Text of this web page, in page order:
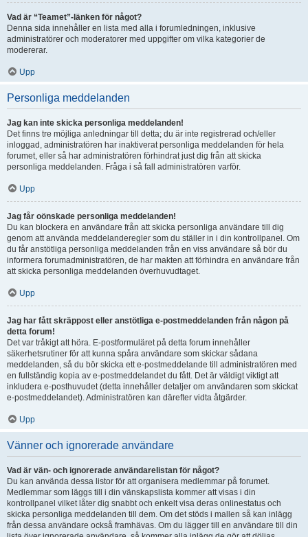
Vad är “Teamet”-länken för något?
Denna sida innehåller en lista med alla i forumledningen, inklusive
administratörer och moderatorer med uppgifter om vilka kategorier de
modererar.
Upp
Personliga meddelanden
Jag kan inte skicka personliga meddelanden!
Det finns tre möjliga anledningar till detta; du är inte registrerad och/eller
inloggad, administratören har inaktiverat personliga meddelanden för hela
forumet, eller så har administratören förhindrat just dig från att skicka
personliga meddelanden. Fråga i så fall administratören varför.
Upp
Jag får oönskade personliga meddelanden!
Du kan blockera en användare från att skicka personliga användare till dig
genom att använda meddelanderegler som du ställer in i din kontrollpanel. Om
du får anstötliga personliga meddelanden från en viss användare så bör du
informera forumadministratören, de har makten att förhindra en användare från
att skicka personliga meddelanden överhuvudtaget.
Upp
Jag har fått skräppost eller anstötliga e-postmeddelanden från någon på
detta forum!
Det var tråkigt att höra. E-postformuläret på detta forum innehåller
säkerhetsrutiner för att kunna spåra användare som skickar sådana
meddelanden, så du bör skicka ett e-postmeddelande till administratören med
en fullständig kopia av e-postmeddelandet du fått. Det är väldigt viktigt att
inkludera e-posthuvudet (detta innehåller detaljer om användaren som skickat
e-postmeddelandet). Administratören kan därefter vidta åtgärder.
Upp
Vänner och ignorerade användare
Vad är vän- och ignorerade användarelistan för något?
Du kan använda dessa listor för att organisera medlemmar på forumet.
Medlemmar som läggs till i din vänskapslista kommer att visas i din
kontrollpanel vilket låter dig snabbt och enkelt visa deras onlinestatus och
skicka personliga meddelanden till dem. Om det stöds i mallen så kan inlägg
från dessa användare också framhävas. Om du lägger till en användare till din